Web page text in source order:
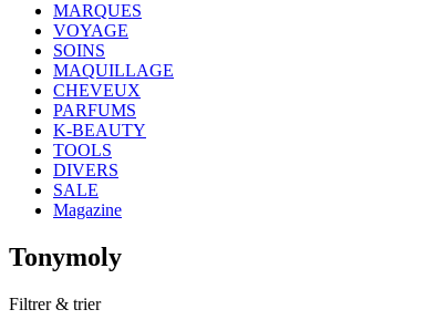
MARQUES
VOYAGE
SOINS
MAQUILLAGE
CHEVEUX
PARFUMS
K-BEAUTY
TOOLS
DIVERS
SALE
Magazine
Tonymoly
Filtrer & trier